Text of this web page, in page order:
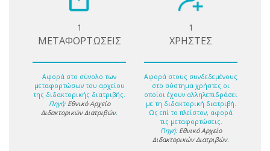
1
ΜΕΤΑΦΟΡΤΩΣΕΙΣ
Αφορά στο σύνολο των
μεταφορτώσων του αρχείου
της διδακτορικής διατριβής.
Πηγή: Εθνικό Αρχείο
Διδακτορικών Διατριβών.
1
ΧΡΗΣΤΕΣ
Αφορά στους συνδεδεμένους
στο σύστημα χρήστες οι
οποίοι έχουν αλληλεπιδράσει
με τη διδακτορική διατριβή.
Ως επί το πλείστον, αφορά
τις μεταφορτώσεις.
Πηγή: Εθνικό Αρχείο
Διδακτορικών Διατριβών.